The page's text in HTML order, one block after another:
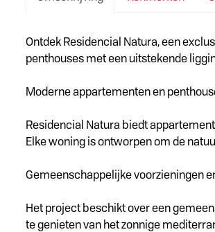
Omschrijving
Ontdek Residencial Natura, een
penthouses met een uitstekende
Moderne appartementen en
Residencial Natura biedt
Elke woning is ontworpen om de
Gemeenschappelijke voorzieningen
Het project beschikt over een
te genieten van het zonnige